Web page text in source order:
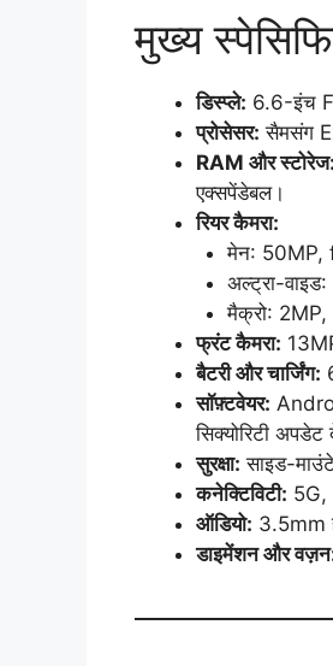
मुख्य
डिस्प्ले: 6.6-इंच
प्रोसेसर: सैमसंग
RAM और स्टोरेज:
एक्सपेंडेबल।
रियर कैमरा:
मेन: 50MP,
अल्ट्रा-
मैक्रो:
फ्रंट कैमरा:
बैटरी और चार्जिंग:
सॉफ़्टवेयर:
सिक्योरिटी
सुरक्षा: साइड-
कनेक्टिविटी:
ऑडियो: 3.5mm
डाइमेंशन और